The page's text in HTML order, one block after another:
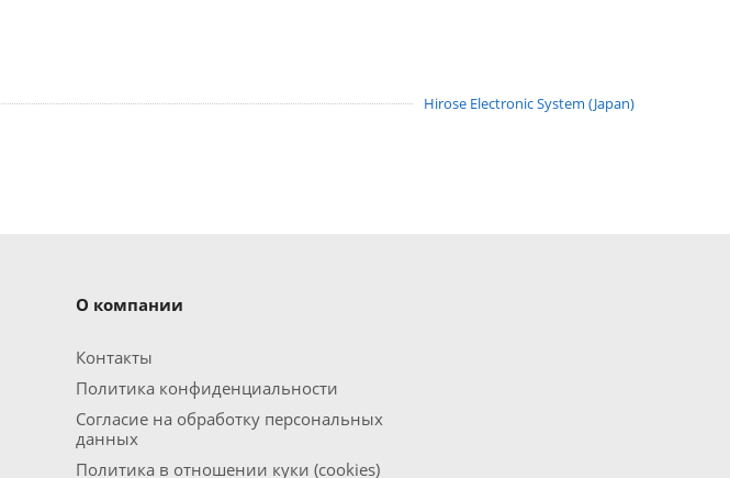
Hirose Electronic System (Japan)
О компании
Контакты
Политика конфиденциальности
Согласие на обработку персональных
данных
Политика в отношении куки (cookies)